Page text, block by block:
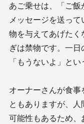
あご乗せは、「ご飯
メッセージを送っ
物を与えてあげたく
ぎは禁物です。一日
「もうないよ」と
オーナーさんが食
ともありますが、
可能性もあるため、